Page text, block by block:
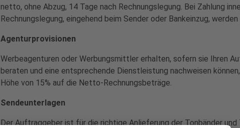
netto, ohne Abzug, 14 Tage nach Rechnungslegung. Bei Zahlung
Rechnungslegung, eingehend beim Sender oder Bankeinzug,
Agenturprovisionen
Werbeagenturen oder Werbungsmittler erhalten, sofern sie Ihren
beraten und eine entsprechende Dienstleistung nachweisen
Höhe von 15% auf die Netto-Rechnungsbeträge.
Sendeunterlagen
Der Auftraggeber ist für die richtige Anlieferung der Tonbänder